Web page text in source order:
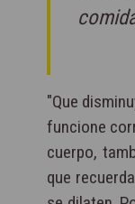
"Que
funcione
cuerpo,
que